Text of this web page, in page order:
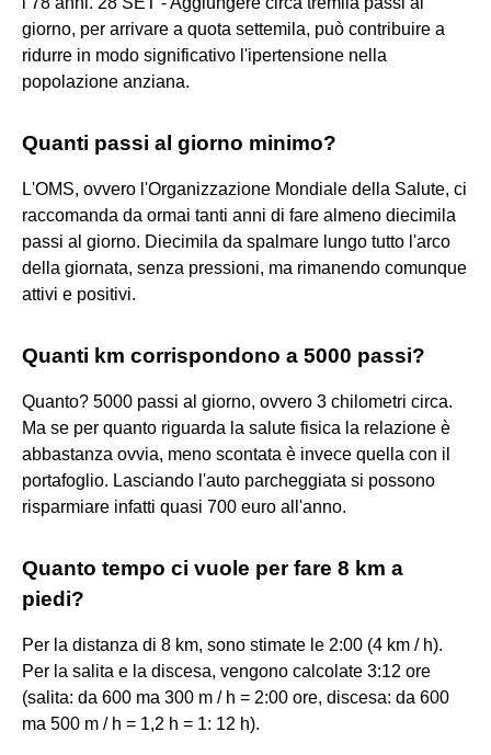
giorno, per arrivare a quota settemila, può contribuire a
ridurre in modo significativo l'ipertensione nella
popolazione anziana.
Quanti passi al giorno minimo?
L'OMS, ovvero l'Organizzazione Mondiale della Salute, ci
raccomanda da ormai tanti anni di fare almeno diecimila
passi al giorno. Diecimila da spalmare lungo tutto l'arco
della giornata, senza pressioni, ma rimanendo comunque
attivi e positivi.
Quanti km corrispondono a 5000 passi?
Quanto? 5000 passi al giorno, ovvero 3 chilometri circa.
Ma se per quanto riguarda la salute fisica la relazione è
abbastanza ovvia, meno scontata è invece quella con il
portafoglio. Lasciando l'auto parcheggiata si possono
risparmiare infatti quasi 700 euro all'anno.
Quanto tempo ci vuole per fare 8 km a
piedi?
Per la distanza di 8 km, sono stimate le 2:00 (4 km / h).
Per la salita e la discesa, vengono calcolate 3:12 ore
(salita: da 600 ma 300 m / h = 2:00 ore, discesa: da 600
ma 500 m / h = 1,2 h = 1: 12 h).